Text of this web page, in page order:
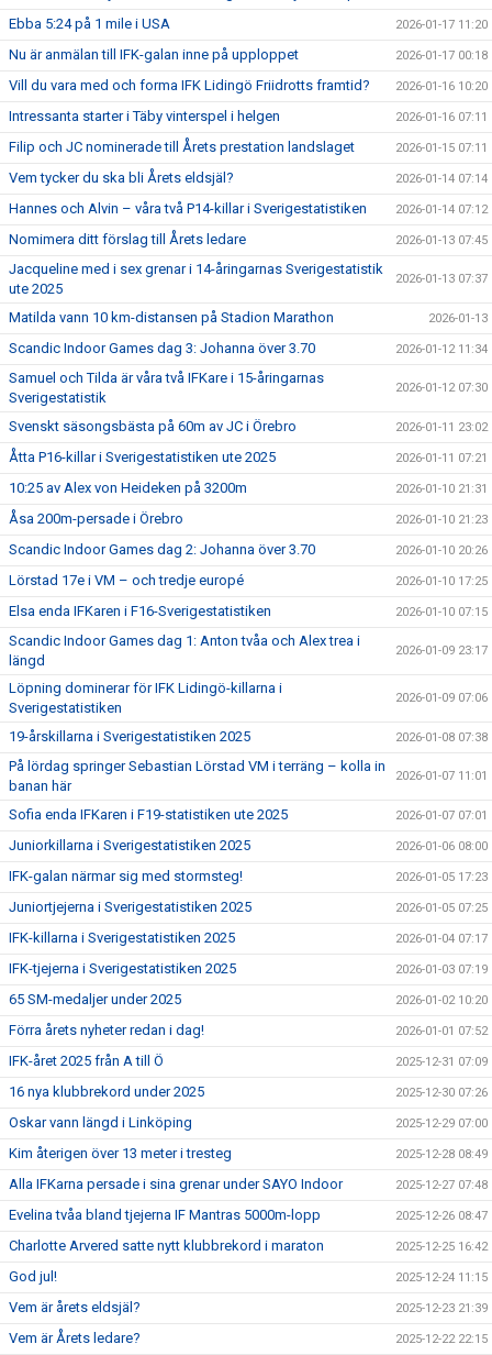
Ebba 5:24 på 1 mile i USA 2026-01-17 11:20
Nu är anmälan till IFK-galan inne på upploppet 2026-01-17 00:18
Vill du vara med och forma IFK Lidingö Friidrotts framtid? 2026-01-16 10:20
Intressanta starter i Täby vinterspel i helgen 2026-01-16 07:11
Filip och JC nominerade till Årets prestation landslaget 2026-01-15 07:11
Vem tycker du ska bli Årets eldsjäl? 2026-01-14 07:14
Hannes och Alvin – våra två P14-killar i Sverigestatistiken 2026-01-14 07:12
Nomimera ditt förslag till Årets ledare 2026-01-13 07:45
Jacqueline med i sex grenar i 14-åringarnas Sverigestatistik
ute 2025
2026-01-13 07:37
Matilda vann 10 km-distansen på Stadion Marathon 2026-01-13
Scandic Indoor Games dag 3: Johanna över 3.70 2026-01-12 11:34
Samuel och Tilda är våra två IFKare i 15-åringarnas
Sverigestatistik
2026-01-12 07:30
Svenskt säsongsbästa på 60m av JC i Örebro 2026-01-11 23:02
Åtta P16-killar i Sverigestatistiken ute 2025 2026-01-11 07:21
10:25 av Alex von Heideken på 3200m 2026-01-10 21:31
Åsa 200m-persade i Örebro 2026-01-10 21:23
Scandic Indoor Games dag 2: Johanna över 3.70 2026-01-10 20:26
Lörstad 17e i VM – och tredje europé 2026-01-10 17:25
Elsa enda IFKaren i F16-Sverigestatistiken 2026-01-10 07:15
Scandic Indoor Games dag 1: Anton tvåa och Alex trea i
längd
2026-01-09 23:17
Löpning dominerar för IFK Lidingö-killarna i
Sverigestatistiken
2026-01-09 07:06
19-årskillarna i Sverigestatistiken 2025 2026-01-08 07:38
På lördag springer Sebastian Lörstad VM i terräng – kolla in
banan här
2026-01-07 11:01
Sofia enda IFKaren i F19-statistiken ute 2025 2026-01-07 07:01
Juniorkillarna i Sverigestatistiken 2025 2026-01-06 08:00
IFK-galan närmar sig med stormsteg! 2026-01-05 17:23
Juniortjejerna i Sverigestatistiken 2025 2026-01-05 07:25
IFK-killarna i Sverigestatistiken 2025 2026-01-04 07:17
IFK-tjejerna i Sverigestatistiken 2025 2026-01-03 07:19
65 SM-medaljer under 2025 2026-01-02 10:20
Förra årets nyheter redan i dag! 2026-01-01 07:52
IFK-året 2025 från A till Ö 2025-12-31 07:09
16 nya klubbrekord under 2025 2025-12-30 07:26
Oskar vann längd i Linköping 2025-12-29 07:00
Kim återigen över 13 meter i tresteg 2025-12-28 08:49
Alla IFKarna persade i sina grenar under SAYO Indoor 2025-12-27 07:48
Evelina tvåa bland tjejerna IF Mantras 5000m-lopp 2025-12-26 08:47
Charlotte Arvered satte nytt klubbrekord i maraton 2025-12-25 16:42
God jul! 2025-12-24 11:15
Vem är årets eldsjäl? 2025-12-23 21:39
Vem är Årets ledare? 2025-12-22 22:15